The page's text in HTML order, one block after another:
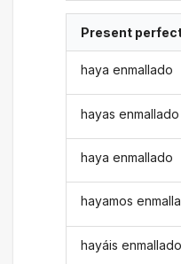
Present
haya enmallado
hayas enmallado
haya enmallado
hayamos
hayáis enmallado